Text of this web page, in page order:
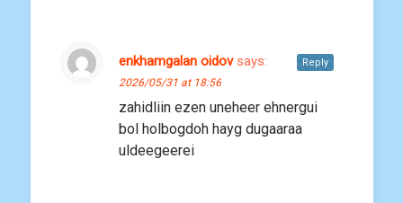
enkhamgalan oidov says:
2026/05/31 at 18:56
zahidliin ezen uneheer ehnergui
bol holbogdoh hayg dugaaraa
uldeegeerei
Reply